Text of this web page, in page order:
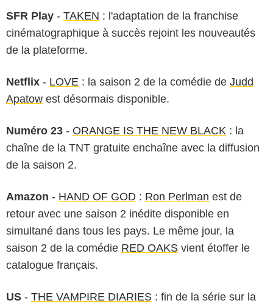
SFR Play - TAKEN : l'adaptation de la franchise
cinématographique à succès rejoint les nouveautés
de la plateforme.
Netflix - LOVE : la saison 2 de la comédie de Judd
Apatow est désormais disponible.
Numéro 23 - ORANGE IS THE NEW BLACK : la
chaîne de la TNT gratuite enchaîne avec la diffusion
de la saison 2.
Amazon - HAND OF GOD : Ron Perlman est de
retour avec une saison 2 inédite disponible en
simultané dans tous les pays. Le même jour, la
saison 2 de la comédie RED OAKS vient étoffer le
catalogue français.
US - THE VAMPIRE DIARIES : fin de la série sur la